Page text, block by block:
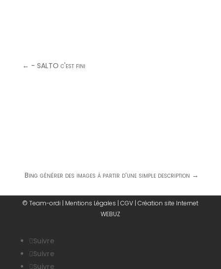
← - SALTO c'est fini
Bing générer des images à partir d’une simple description →
© Team-ordi | Mentions Légales |CGV |Création site Internet
WEBUZ
Suivre
Suivre
Suivre